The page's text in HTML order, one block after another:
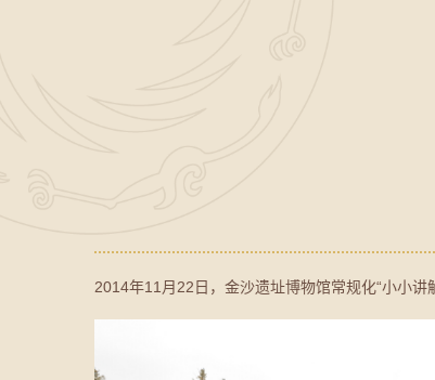
2014年11月22日，金沙遗址博物馆常规化“小小